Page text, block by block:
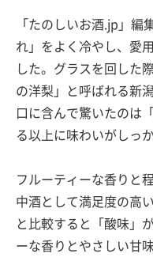
「たのしいお酒.jp」編
れ」をよく冷やし、愛
した。グラスを回した
の洋梨」と呼ばれる新
口に含んで驚いたのは
る以上に味わいがしっ
フルーティーな香りと
中酒として満足度の高
と比較すると「酸味」
ーな香りとやさしい甘